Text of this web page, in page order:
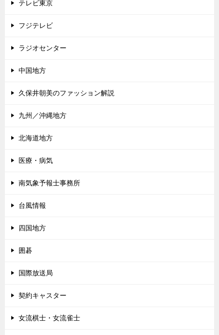
テレビ東京
フジテレビ
ラジオセンター
中国地方
久保井朝美のファッション解説
九州／沖縄地方
北海道地方
医療・病気
南気象予報士事務所
台風情報
四国地方
囲碁
国際放送局
契約キャスター
女流棋士・女流雀士